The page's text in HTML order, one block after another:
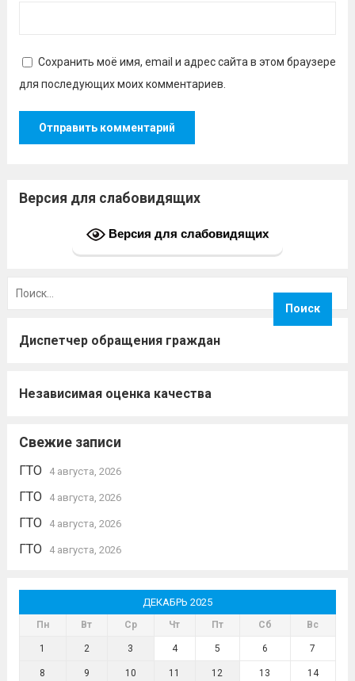
Сохранить моё имя, email и адрес сайта в этом браузере
для последующих моих комментариев.
Версия для слабовидящих
Версия для слабовидящих
Диспетчер обращения граждан
Независимая оценка качества
Свежие записи
ГТО 4 августа, 2026
ГТО 4 августа, 2026
ГТО 4 августа, 2026
ГТО 4 августа, 2026
ДЕКАБРЬ 2025
Пн Вт Ср Чт Пт Сб Вс
1 2 3 4 5 6 7
8 9 10 11 12 13 14